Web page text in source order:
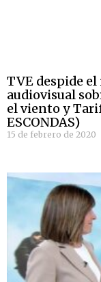
TVE despide
audiovisual
el viento y
ESCONDAS)
15 de febrero de 2020